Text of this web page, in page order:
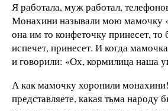
Я работала, муж работал,
Монахини называли мою мамочку
она им то конфеточку принесет, то
испечет, принесет. И когда
и говорили: «Ох, кормилица наша
А как мамочку хоронили
представляете, какая тьма народу